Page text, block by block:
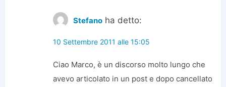
Stefano ha detto:
10 Settembre 2011 alle 15:05
Ciao Marco, è un discorso molto lungo che
avevo articolato in un post e dopo cancellato